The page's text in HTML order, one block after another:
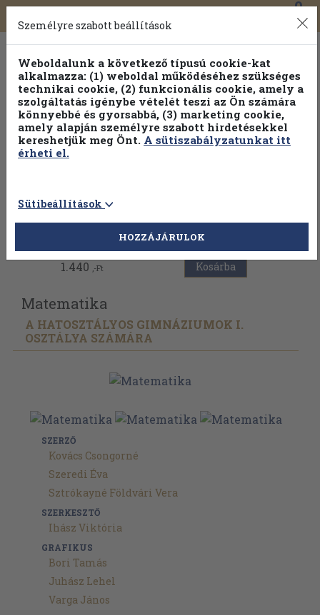
Toggle
navigation
0
Válogasson több mint 1.000.000 kiadványunk közül
100% kedvezménnyel!
Vissza az előző oldalra
1.440 ,-Ft Kosárba
Matematika
A HATOSZTÁLYOS GIMNÁZIUMOK I.
OSZTÁLYA SZÁMÁRA
SZERZŐ
Kovács Csongorné
Szeredi Éva
Sztrókayné Földvári Vera
SZERKESZTŐ
Ihász Viktória
GRAFIKUS
Bori Tamás
Juhász Lehel
Varga János
Személyre szabott beállítások
Weboldalunk a következő típusú cookie-kat
alkalmazza: (1) weboldal működéséhez szükséges
technikai cookie, (2) funkcionális cookie, amely a
szolgáltatás igénybe vételét teszi az Ön számára
könnyebbé és gyorsabbá, (3) marketing cookie,
amely alapján személyre szabott hirdetésekkel
kereshetjük meg Önt. A sütiszabályzatunkat itt
érheti el.
Sütibeállítások
HOZZÁJÁRULOK